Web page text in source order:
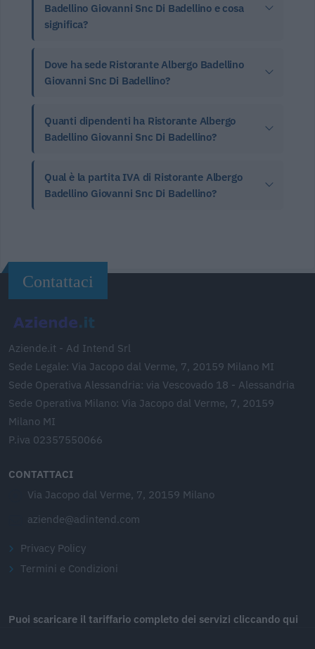
Badellino Giovanni Snc Di Badellino e cosa
significa?
Dove ha sede Ristorante Albergo Badellino
Giovanni Snc Di Badellino?
Quanti dipendenti ha Ristorante Albergo
Badellino Giovanni Snc Di Badellino?
Qual è la partita IVA di Ristorante Albergo
Badellino Giovanni Snc Di Badellino?
Contattaci
Aziende.it - Ad Intend Srl
Sede Legale: Via Jacopo dal Verme, 7, 20159 Milano MI
Sede Operativa Alessandria: via Vescovado 18 - Alessandria
Sede Operativa Milano: Via Jacopo dal Verme, 7, 20159
Milano MI
P.iva 02357550066
CONTATTACI
Via Jacopo dal Verme, 7, 20159 Milano
aziende@adintend.com
Privacy Policy
Termini e Condizioni
Puoi scaricare il tariffario completo dei servizi cliccando qui